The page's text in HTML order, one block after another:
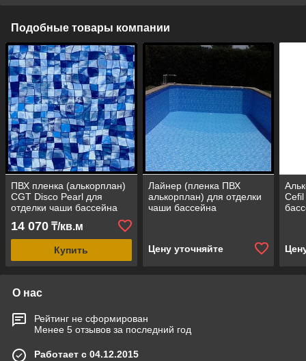
Подобные товары компании
ПВХ пленка (алькорплан)
CGT Disco Pearl для
отделки чаши бассейна
(мозайка, ширина рулона
= 1,65 м)
14 070 ₸/кв.м
Купить
Лайнер (пленка ПВХ
алькорплан) для отделки
чаши бассейна
Цену уточняйте
О нас
Рейтинг не сформирован
Менее 5 отзывов за последний год
Работает с 04.12.2015